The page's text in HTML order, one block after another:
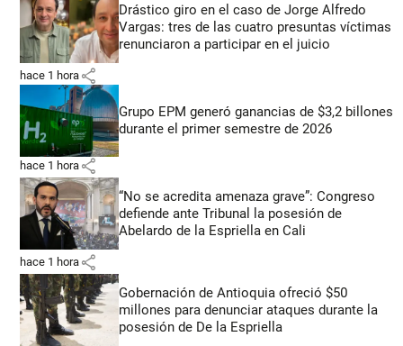
Drástico giro en el caso de Jorge Alfredo
Vargas: tres de las cuatro presuntas víctimas
renunciaron a participar en el juicio
hace 1 hora share
Grupo EPM generó ganancias de $3,2 billones
durante el primer semestre de 2026
hace 1 hora share
“No se acredita amenaza grave”: Congreso
defiende ante Tribunal la posesión de
Abelardo de la Espriella en Cali
hace 1 hora share
Gobernación de Antioquia ofreció $50
millones para denunciar ataques durante la
posesión de De la Espriella